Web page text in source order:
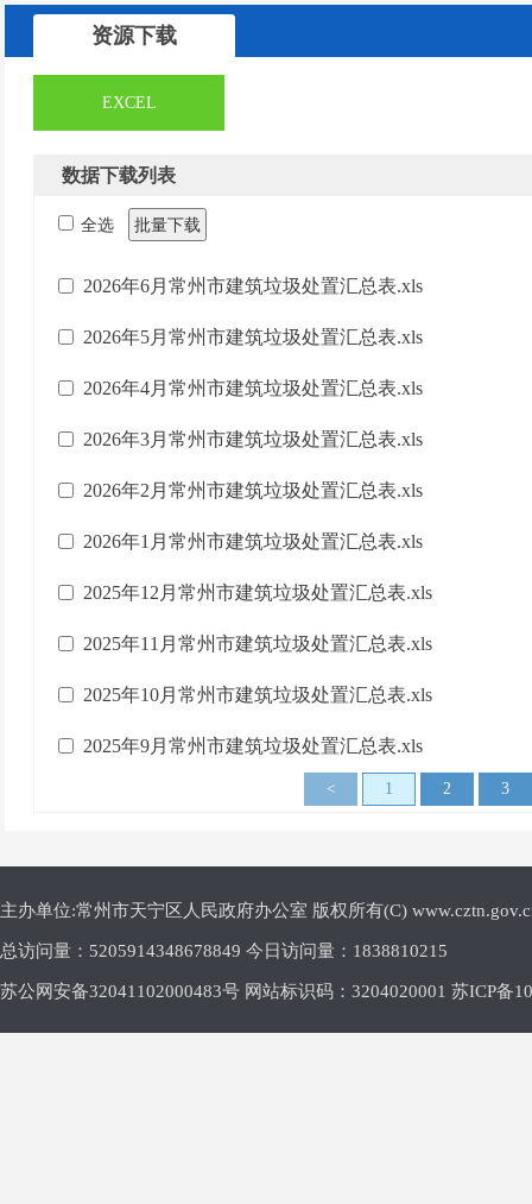
资源下载
EXCEL
数据下载列表
全选 批量下载
2026年6月常州市建筑垃圾处置汇总表.xls
2026年5月常州市建筑垃圾处置汇总表.xls
2026年4月常州市建筑垃圾处置汇总表.xls
2026年3月常州市建筑垃圾处置汇总表.xls
2026年2月常州市建筑垃圾处置汇总表.xls
2026年1月常州市建筑垃圾处置汇总表.xls
2025年12月常州市建筑垃圾处置汇总表.xls
2025年11月常州市建筑垃圾处置汇总表.xls
2025年10月常州市建筑垃圾处置汇总表.xls
2025年9月常州市建筑垃圾处置汇总表.xls
< 1 2 3
主办单位:常州市天宁区人民政府办公室 版权所有(C)
总访问量： 5205914348678849 今日访问量： 1838810215
苏公网安备32041102000483号 网站标识码：3204020001 苏ICP备